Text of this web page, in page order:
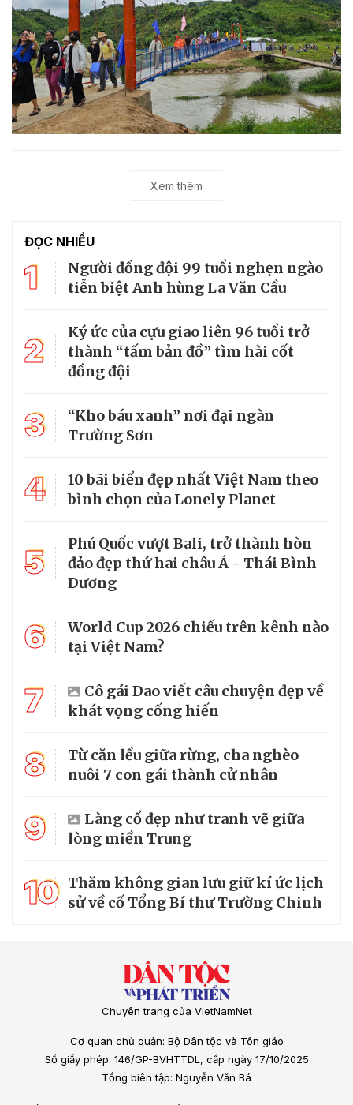
Xem thêm
ĐỌC NHIỀU
1
Người đồng đội 99 tuổi nghẹn ngào
tiễn biệt Anh hùng La Văn Cầu
2
Ký ức của cựu giao liên 96 tuổi trở
thành “tấm bản đồ” tìm hài cốt
đồng đội
3
“Kho báu xanh” nơi đại ngàn
Trường Sơn
4
10 bãi biển đẹp nhất Việt Nam theo
bình chọn của Lonely Planet
5
Phú Quốc vượt Bali, trở thành hòn
đảo đẹp thứ hai châu Á - Thái Bình
Dương
6
World Cup 2026 chiếu trên kênh nào
tại Việt Nam?
7
Cô gái Dao viết câu chuyện đẹp về
khát vọng cống hiến
8
Từ căn lều giữa rừng, cha nghèo
nuôi 7 con gái thành cử nhân
9
Làng cổ đẹp như tranh vẽ giữa
lòng miền Trung
10 Thăm không gian lưu giữ kí ức lịch
sử về cố Tổng Bí thư Trường Chinh
Chuyên trang của VietNamNet
Cơ quan chủ quản: Bộ Dân tộc và Tôn giáo
Số giấy phép: 146/GP-BVHTTDL, cấp ngày 17/10/2025
Tổng biên tập: Nguyễn Văn Bá